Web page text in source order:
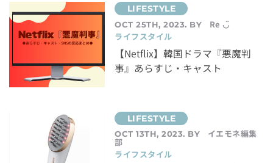
OCT 25TH, 2023. BY
Re ◡̈
ライフスタイル
【Netflix】韓国ドラマ『悪魔判
事』あらすじ・キャスト
OCT 13TH, 2023. BY イエモネ編集
部
ライフスタイル